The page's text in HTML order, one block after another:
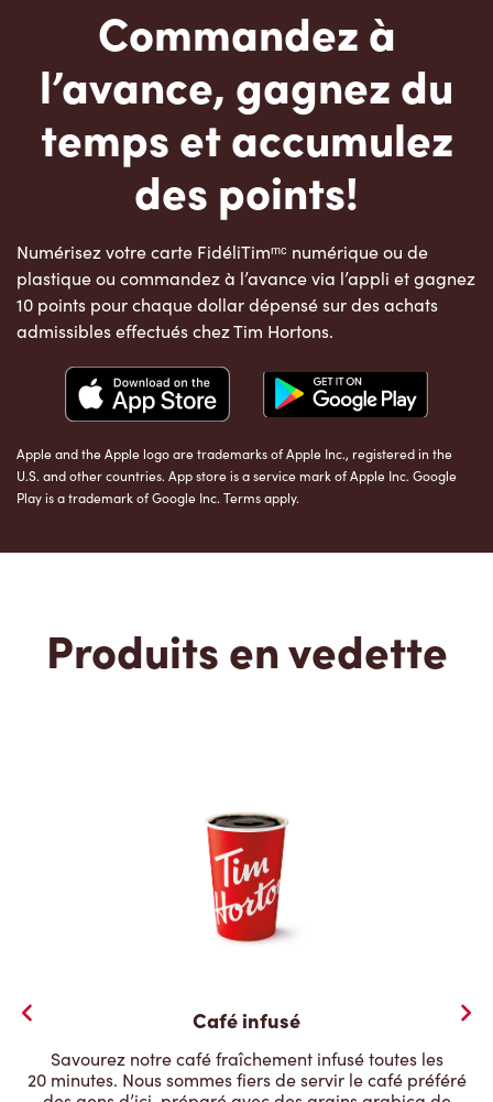
Commandez à
l’avance, gagnez du
temps et accumulez
des points!
Numérisez votre carte FidéliTimᵐᶜ numérique ou de
plastique ou commandez à l’avance via l’appli et gagnez
10 points pour chaque dollar dépensé sur des achats
admissibles effectués chez Tim Hortons.
Apple and the Apple logo are trademarks of Apple Inc., registered in the
U.S. and other countries. App store is a service mark of Apple Inc. Google
Play is a trademark of Google Inc. Terms apply.
Produits en vedette
Café infusé
Savourez notre café fraîchement infusé toutes les
20 minutes. Nous sommes fiers de servir le café préféré